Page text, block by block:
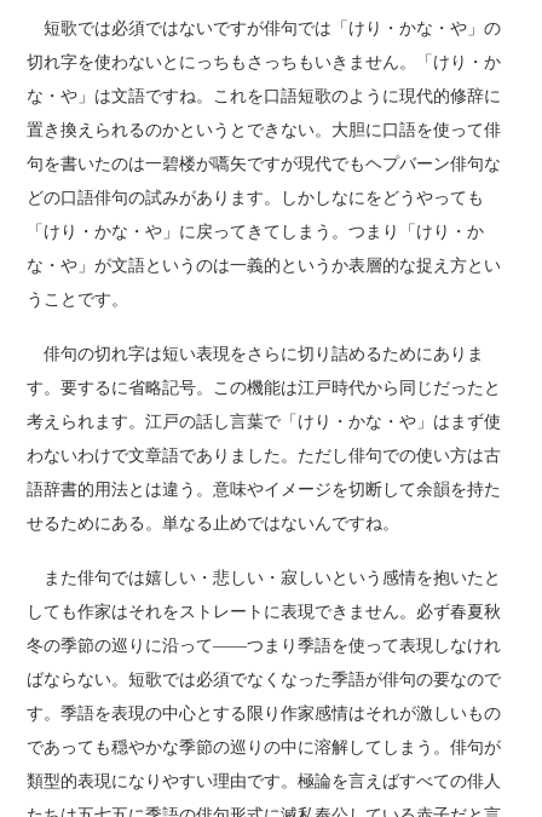
短歌では必須ではないですが俳句では「けり・かな・や」の
切れ字を使わないとにっちもさっちもいきません。「けり・か
な・や」は文語ですね。これを口語短歌のように現代的修辞に
置き換えられるのかというとできない。大胆に口語を使って俳
句を書いたのは一碧楼が嚆矢ですが現代でもヘプバーン俳句な
どの口語俳句の試みがあります。しかしなにをどうやっても
「けり・かな・や」に戻ってきてしまう。つまり「けり・か
な・や」が文語というのは一義的というか表層的な捉え方とい
うことです。
俳句の切れ字は短い表現をさらに切り詰めるためにありま
す。要するに省略記号。この機能は江戸時代から同じだったと
考えられます。江戸の話し言葉で「けり・かな・や」はまず使
わないわけで文章語でありました。ただし俳句での使い方は古
語辞書的用法とは違う。意味やイメージを切断して余韻を持た
せるためにある。単なる止めではないんですね。
また俳句では嬉しい・悲しい・寂しいという感情を抱いたと
しても作家はそれをストレートに表現できません。必ず春夏秋
冬の季節の巡りに沿って――つまり季語を使って表現しなけれ
ばならない。短歌では必須でなくなった季語が俳句の要なので
す。季語を表現の中心とする限り作家感情はそれが激しいもの
であっても穏やかな季節の巡りの中に溶解してしまう。俳句が
類型的表現になりやすい理由です。極論を言えばすべての俳人